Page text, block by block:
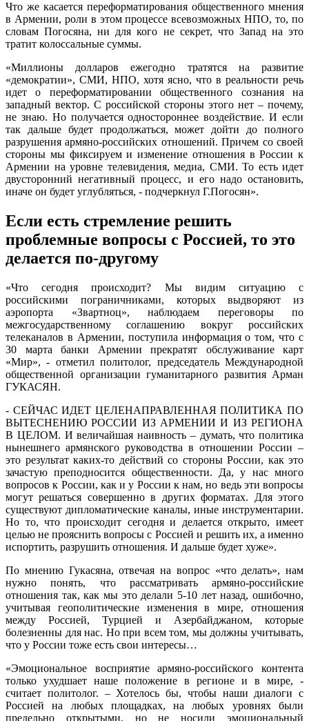
Что же касается переформатирования общественного мнения
в Армении, роли в этом процессе всевозможных НПО, то, по
словам Погосяна, ни для кого не секрет, что Запад на это
тратит колоссальные суммы.
«Миллионы долларов ежегодно тратятся на развитие
«демократии», СМИ, НПО, хотя ясно, что в реальности речь
идет о переформатировании общественного сознания на
западный вектор. С российской стороны этого нет – почему,
не знаю. Но получается одностороннее воздействие. И если
так дальше будет продолжаться, может дойти до полного
разрушения армяно-российских отношений. Причем со своей
стороны мы фиксируем и изменение отношения в России к
Армении на уровне телевидения, медиа, СМИ. То есть идет
двусторонний негативный процесс, и его надо остановить,
иначе он будет углубляться, - подчеркнул Г.Погосян».
Если есть стремление решить
проблемные вопросы с Россией, то это
делается по-другому
«Что сегодня происходит? Мы видим ситуацию с
российскими пограничниками, которых выдворяют из
аэропорта «Звартноц», наблюдаем переговоры по
межгосударственному соглашению вокруг российских
телеканалов в Армении, поступила информация о том, что с
30 марта банки Армении прекратят обслуживание карт
«Мир», - отметил политолог, председатель Международной
общественной организации гуманитарного развития Арман
ГУКАСЯН.
- СЕЙЧАС ИДЕТ ЦЕЛЕНАПРАВЛЕННАЯ ПОЛИТИКА ПО
ВЫТЕСНЕНИЮ РОССИИ ИЗ АРМЕНИИ И ИЗ РЕГИОНА
В ЦЕЛОМ. И величайшая наивность – думать, что политика
нынешнего армянского руководства в отношении России –
это результат каких-то действий со стороны России, как это
зачастую преподносится общественности. Да, у нас много
вопросов к России, как и у России к нам, но ведь эти вопросы
могут решаться совершенно в других форматах. Для этого
существуют дипломатические каналы, иные инструментарии.
Но то, что происходит сегодня и делается открыто, имеет
целью не прояснить вопросы с Россией и решить их, а именно
испортить, разрушить отношения. И дальше будет хуже».
По мнению Гукасяна, отвечая на вопрос «что делать», нам
нужно понять, что рассматривать армяно-российские
отношения так, как мы это делали 5-10 лет назад, ошибочно,
учитывая геополитические изменения в мире, отношения
между Россией, Турцией и Азербайджаном, которые
болезненны для нас. Но при всем том, мы должны учитывать,
что у России тоже есть свои интересы…
«Эмоциональное восприятие армяно-российского контента
только ухудшает наше положение в регионе и в мире, -
считает политолог. – Хотелось бы, чтобы наши диалоги с
Россией на любых площадках, на любых уровнях были
предельно открытыми, но не носили эмоциональный